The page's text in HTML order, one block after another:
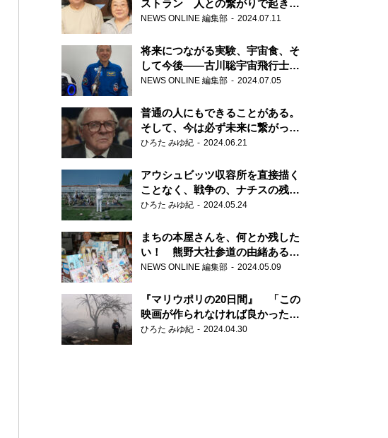
ストラン 人との繋がりで起きた
奇跡
NEWS ONLINE 編集部 2024.07.11
将来につながる実験、宇宙食、そ
して今後――古川聡宇宙飛行士単
独インタビュー
NEWS ONLINE 編集部 2024.07.05
普通の人にもできることがある。
そして、今は必ず未来に繋がって
いく……『ONE LIFE 奇跡が繋い
ひろた みゆ紀 2024.06.21
アウシュビッツ収容所を直接描く
ことなく、戦争の、ナチスの残虐
さが見える映画 『関心領域』
ひろた みゆ紀 2024.05.24
まちの本屋さんを、何とか残した
い！ 熊野大社参道の由緒ある書
店・三代目の強い思い
NEWS ONLINE 編集部 2024.05.09
『マリウポリの20日間』 「この
映画が作られなければ良かった」
と語る監督
ひろた みゆ紀 2024.04.30